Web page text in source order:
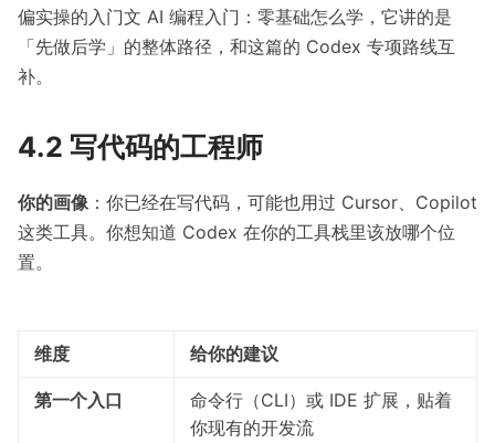
偏实操的入门文 AI 编程入门：零基础怎么学 ，它讲的是
「先做后学」的整体路径，和这篇的 Codex 专项路线互
补。
4.2 写代码的工程师
你的画像 ：你已经在写代码，可能也用过 Cursor、Copilot
这类工具。你想知道 Codex 在你的工具栈里该放哪个位
置。
维度 给你的建议
第一个入口
命令行（CLI）或 IDE 扩展，贴着
你现有的开发流